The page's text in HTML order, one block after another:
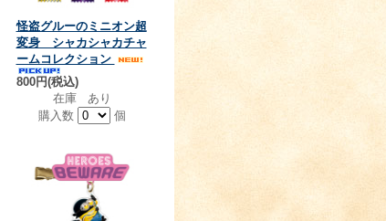
怪盗グルーのミニオン超
変身 シャカシャカチャ
ームコレクション
800円(税込)
在庫 あり
購入数
個